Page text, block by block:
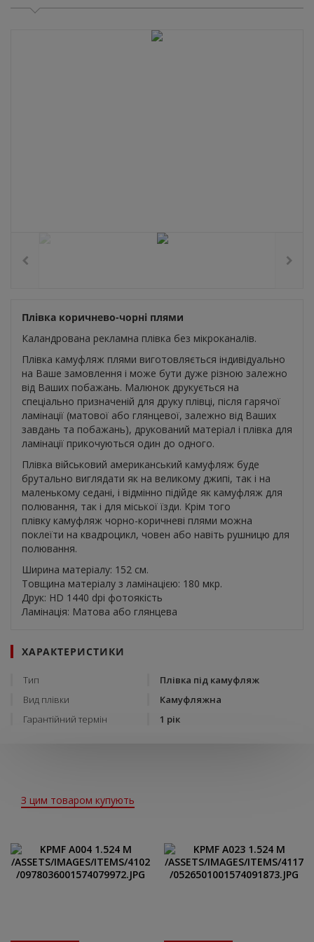
Плівка коричнево-чорні плями
Каландрована рекламна плівка без мікроканалів.
Плівка камуфляж плями виготовляється індивідуально
на Ваше замовлення і може бути дуже різною залежно
від Ваших побажань. Малюнок друкується на
спеціально призначеній для друку плівці, після гарячої
ламінації (матової або глянцевої, залежно від Ваших
завдань та побажань), друкований матеріал і плівка для
ламінації прикочуються один до одного.
Плівка військовий американський камуфляж буде
брутально виглядати як на великому джипі, так і на
маленькому седані, і відмінно підійде як камуфляж для
полювання, так і для міської їзди. Крім того
плівку камуфляж чорно-коричневі плями можна
поклеїти на квадроцикл, човен або навіть рушницю для
полювання.
Ширина матеріалу: 152 см.
Товщина матеріалу з ламінацією: 180 мкр.
Друк: HD 1440 dpi фотоякість
Ламінація: Матова або глянцева
ХАРАКТЕРИСТИКИ
Тип
Плівка під камуфляж
Вид плівки
Камуфляжна
Гарантійний термін
1 рік
З цим товаром купують